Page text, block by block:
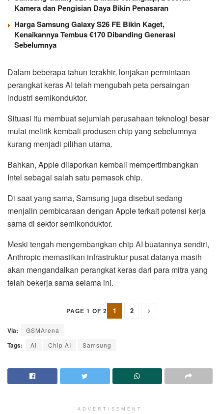
Kamera dan Pengisian Daya Bikin Penasaran
Harga Samsung Galaxy S26 FE Bikin Kaget,
Kenaikannya Tembus €170 Dibanding Generasi
Sebelumnya
Dalam beberapa tahun terakhir, lonjakan permintaan
perangkat keras AI telah mengubah peta persaingan
industri semikonduktor.
Situasi itu membuat sejumlah perusahaan teknologi besar
mulai melirik kembali produsen chip yang sebelumnya
kurang menjadi pilihan utama.
Bahkan, Apple dilaporkan kembali mempertimbangkan
Intel sebagai salah satu pemasok chip.
Di saat yang sama, Samsung juga disebut sedang
menjalin pembicaraan dengan Apple terkait potensi kerja
sama di sektor semikonduktor.
Meski tengah mengembangkan chip AI buatannya sendiri,
Anthropic memastikan infrastruktur pusat datanya masih
akan mengandalkan perangkat keras dari para mitra yang
telah bekerja sama selama ini.
PAGE 1 OF 2 1 2
Via: GSMArena
Tags: Ai Chip AI Samsung
ADVERTISEMENT